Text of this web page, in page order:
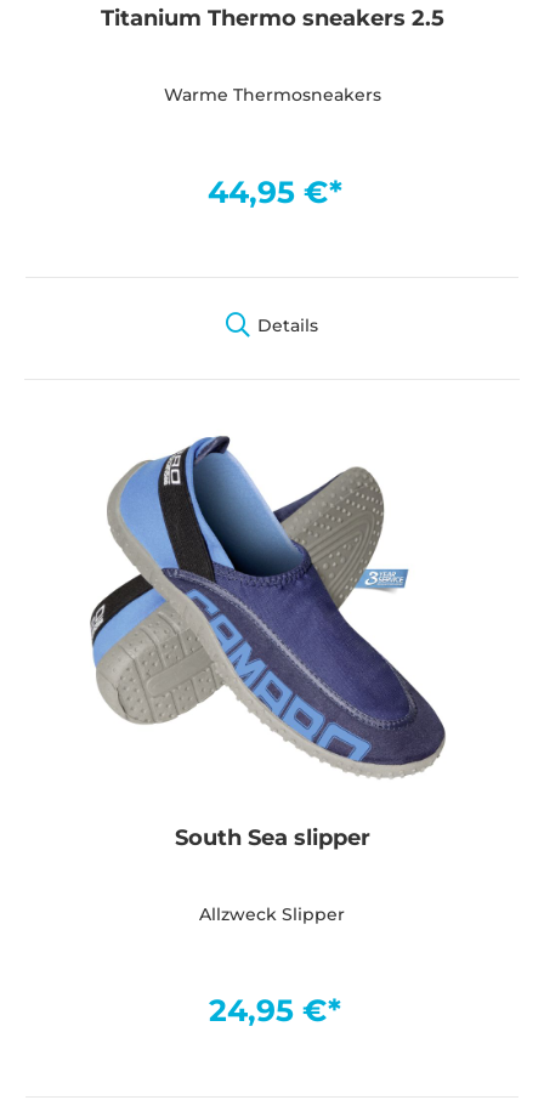
Titanium Thermo sneakers 2.5
Warme Thermosneakers
44,95 €*
Details
South Sea slipper
Allzweck Slipper
24,95 €*